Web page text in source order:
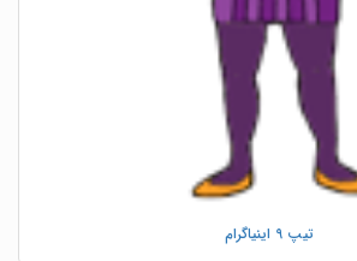
تیپ 9 اینیاگرام